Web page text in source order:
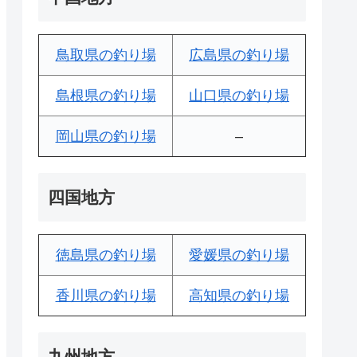
鳥取県の釣り場 広島県の釣り場
島根県の釣り場 山口県の釣り場
岡山県の釣り場 –
四国地方
徳島県の釣り場 愛媛県の釣り場
香川県の釣り場 高知県の釣り場